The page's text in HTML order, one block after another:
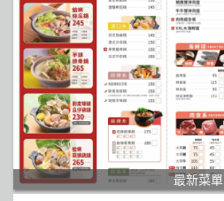
最新菜單